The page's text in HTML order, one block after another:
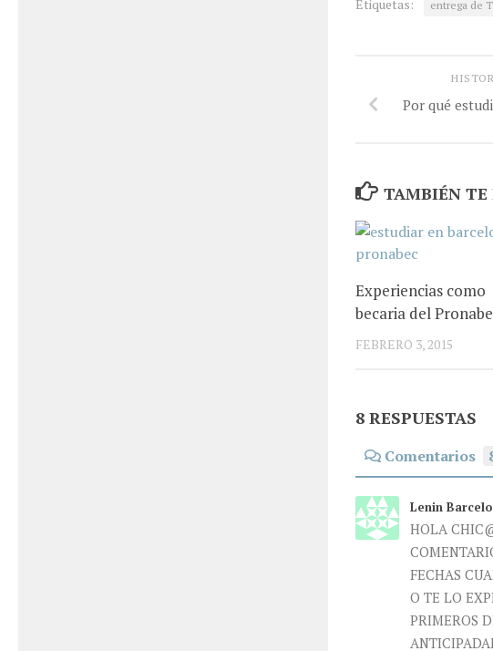
Etiquetas: entrega de
Por qué
TAMBIÉN TE
Experiencias como
becaria del
FEBRERO 3, 2015
8 RESPUESTAS
Comentarios
Lenin
HOLA
FECHAS
O TE LO
PRIMEROS